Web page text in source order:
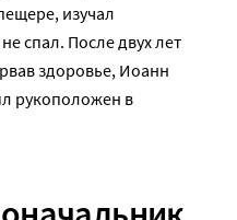
изучал
спал. После двух лет
здоровье, Иоанн
рукоположен в